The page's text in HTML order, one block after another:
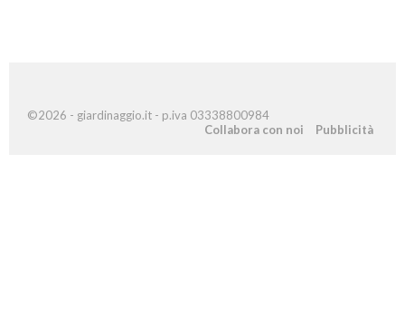
©2026 - giardinaggio.it - p.iva 03338800984
Collabora con noi
Pubblicità